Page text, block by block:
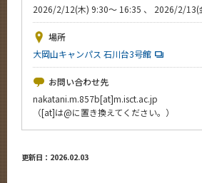
2026/2/12(木) 9:30～ 16:35 、 2026/2/13(
場所
大岡山キャンパス 石川台3号館
お問い合わせ先
nakatani.m.857b[at]m.isct.ac.jp
（[at]は@に置き換えてください。）
更新日：2026.02.03
イベントカレンダー
Event Calendar
今後のイベント
今後の課程別イベント
年別アーカイブ